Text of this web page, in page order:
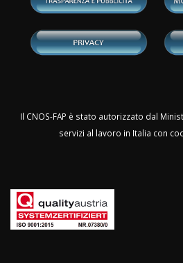
Il CNOS-FAP è stato autorizzato dal
servizi al lavoro in Italia con